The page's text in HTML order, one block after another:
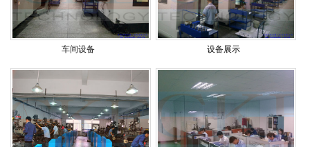
车间设备 设备展示